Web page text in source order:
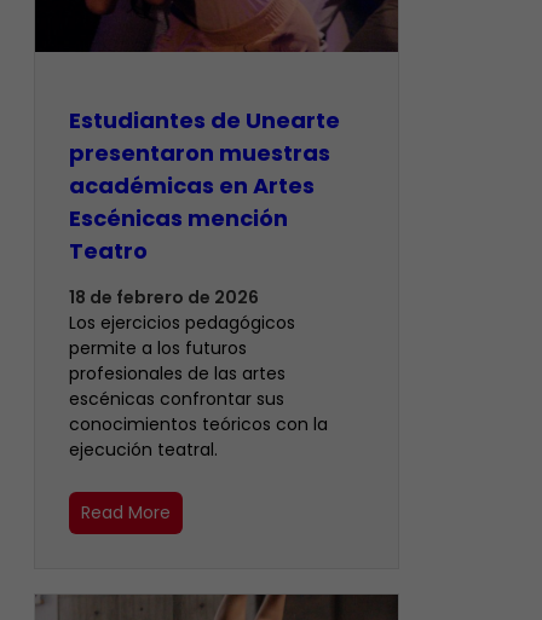
Estudiantes de Unearte
presentaron muestras
académicas en Artes
Escénicas mención
Teatro
18 de febrero de 2026
Los ejercicios pedagógicos
permite a los futuros
profesionales de las artes
escénicas confrontar sus
conocimientos teóricos con la
ejecución teatral.
Read More